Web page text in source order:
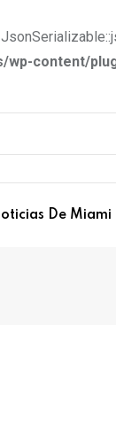
wp-content/
De Miami